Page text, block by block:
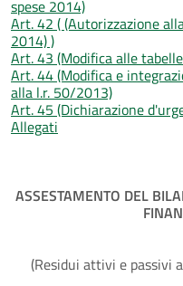
spese 2014)
Art. 42 ( (Autorizzazione
2014) )
Art. 43 (Modifica alle
Art. 44 (Modifica e
alla l.r. 50/2013)
Art. 45 (Dichiarazione
Allegati
ASSESTAMENTO DEL
(Residui attivi e passivi